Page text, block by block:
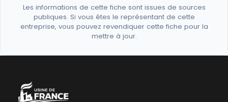
Les informations de cette fiche sont issues de sources
publiques. Si vous êtes le représentant de cette
entreprise, vous pouvez revendiquer cette fiche pour la
mettre à jour.